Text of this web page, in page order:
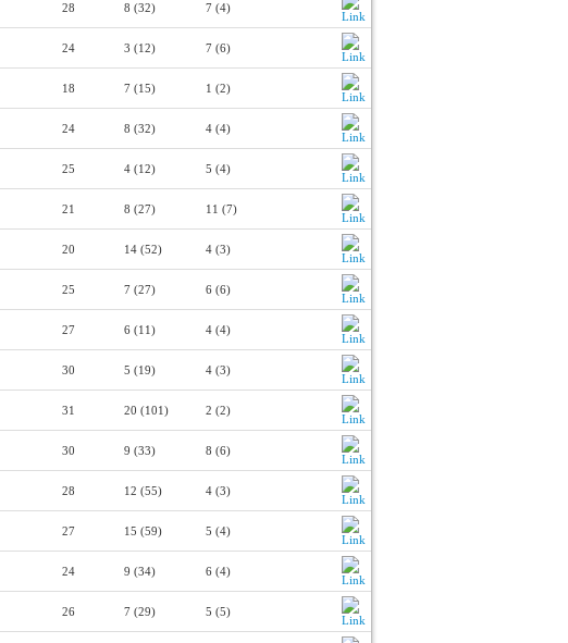
28 8 (32) 7 (4)
24 3 (12) 7 (6)
18 7 (15) 1 (2)
24 8 (32) 4 (4)
25 4 (12) 5 (4)
21 8 (27) 11 (7)
20 14 (52) 4 (3)
25 7 (27) 6 (6)
27 6 (11) 4 (4)
30 5 (19) 4 (3)
31 20 (101) 2 (2)
30 9 (33) 8 (6)
28 12 (55) 4 (3)
27 15 (59) 5 (4)
24 9 (34) 6 (4)
26 7 (29) 5 (5)